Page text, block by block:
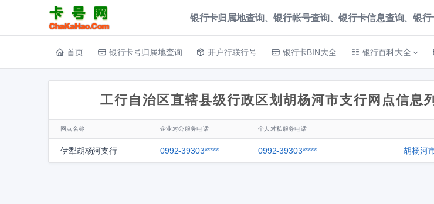
银行卡归属地查询、银行帐号查询、银行卡信息查询、银
首页 银行卡号归属地查询 开户行联行号 银行卡BIN大全 银行百科大全
工行自治区直辖县级行政区划胡杨河市支行网点信息
网点名称 企业对公服务电话 个人对私服务电话
伊犁胡杨河支行 0992-39303***** 0992-39303***** 胡杨河